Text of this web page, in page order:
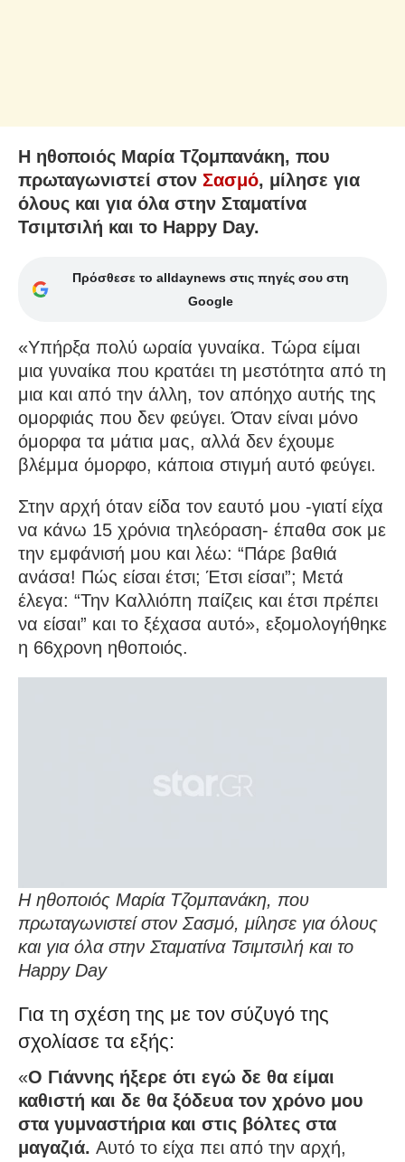
Η ηθοποιός Μαρία Τζομπανάκη, που
πρωταγωνιστεί στον Σασμό, μίλησε για
όλους και για όλα στην Σταματίνα
Τσιμτσιλή και το Happy Day.
Πρόσθεσε το alldaynews στις πηγές σου στη
Google
«Υπήρξα πολύ ωραία γυναίκα. Τώρα είμαι
μια γυναίκα που κρατάει τη μεστότητα από τη
μια και από την άλλη, τον απόηχο αυτής της
ομορφιάς που δεν φεύγει. Όταν είναι μόνο
όμορφα τα μάτια μας, αλλά δεν έχουμε
βλέμμα όμορφο, κάποια στιγμή αυτό φεύγει.
Στην αρχή όταν είδα τον εαυτό μου -γιατί είχα
να κάνω 15 χρόνια τηλεόραση- έπαθα σοκ με
την εμφάνισή μου και λέω: “Πάρε βαθιά
ανάσα! Πώς είσαι έτσι; Έτσι είσαι”; Μετά
έλεγα: “Την Καλλιόπη παίζεις και έτσι πρέπει
να είσαι” και το ξέχασα αυτό», εξομολογήθηκε
η 66χρονη ηθοποιός.
Η ηθοποιός Μαρία Τζομπανάκη, που
πρωταγωνιστεί στον Σασμό, μίλησε για όλους
και για όλα στην Σταματίνα Τσιμτσιλή και το
Happy Day
Για τη σχέση της με τον σύζυγό της
σχολίασε τα εξής:
«Ο Γιάννης ήξερε ότι εγώ δε θα είμαι
καθιστή και δε θα ξόδευα τον χρόνο μου
στα γυμναστήρια και στις βόλτες στα
μαγαζιά. Αυτό το είχα πει από την αρχή,